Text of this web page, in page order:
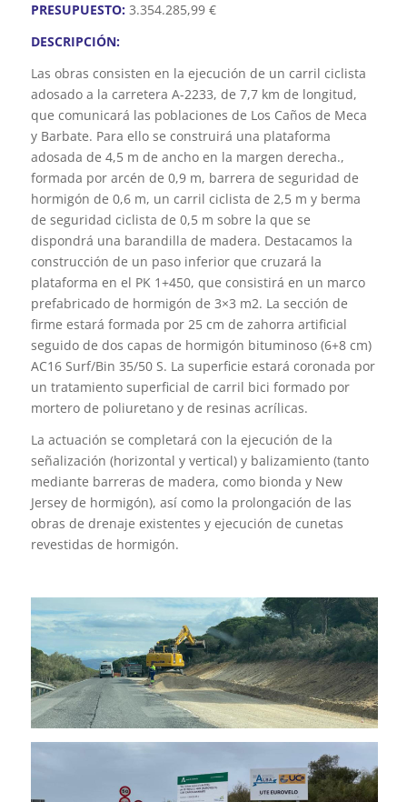
PRESUPUESTO:3.354.285,99 €
DESCRIPCIÓN:
Las obras consisten en la ejecución de un carril ciclista
adosado a la carretera A-2233, de 7,7 km de longitud,
que comunicará las poblaciones de Los Caños de Meca
y Barbate. Para ello se construirá una plataforma
adosada de 4,5 m de ancho en la margen derecha.,
formada por arcén de 0,9 m, barrera de seguridad de
hormigón de 0,6 m, un carril ciclista de 2,5 m y berma
de seguridad ciclista de 0,5 m sobre la que se
dispondrá una barandilla de madera. Destacamos la
construcción de un paso inferior que cruzará la
plataforma en el PK 1+450, que consistirá en un marco
prefabricado de hormigón de 3×3 m2. La sección de
firme estará formada por 25 cm de zahorra artificial
seguido de dos capas de hormigón bituminoso (6+8 cm)
AC16 Surf/Bin 35/50 S. La superficie estará coronada por
un tratamiento superficial de carril bici formado por
mortero de poliuretano y de resinas acrílicas.
La actuación se completará con la ejecución de la
señalización (horizontal y vertical) y balizamiento (tanto
mediante barreras de madera, como bionda y New
Jersey de hormigón), así como la prolongación de las
obras de drenaje existentes y ejecución de cunetas
revestidas de hormigón.